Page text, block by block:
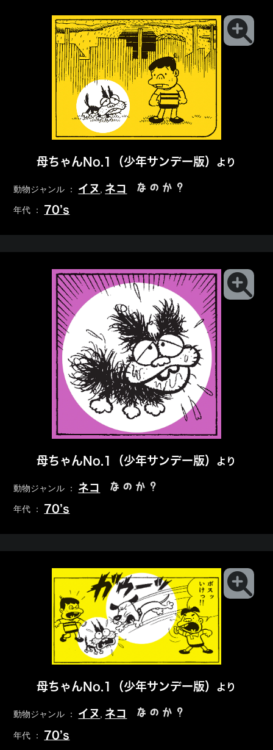
母ちゃんNo.1（少年サンデー版） より
動物ジャンル ： イヌ ネコ なのか？
年代 ： 70’s
母ちゃんNo.1（少年サンデー版） より
動物ジャンル ： ネコ なのか？
年代 ： 70’s
母ちゃんNo.1（少年サンデー版） より
動物ジャンル ： イヌ , ネコ なのか？
年代 ： 70’s